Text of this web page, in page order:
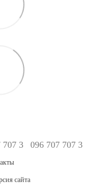
707 3 096 707 707 3
сайта